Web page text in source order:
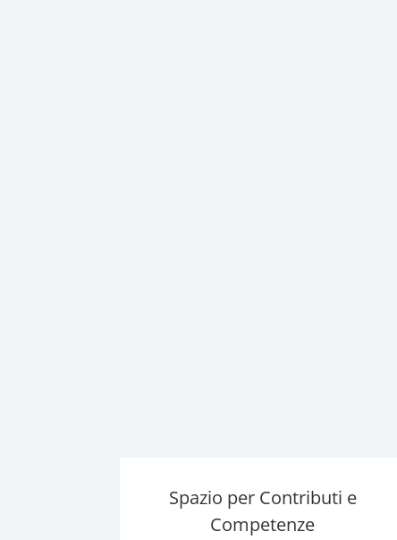
Spazio per Contributi e
Competenze